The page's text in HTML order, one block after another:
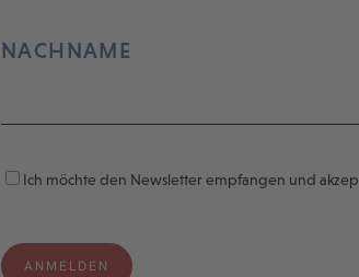
NACHNAME
Ich möchte den Newsletter empfangen und